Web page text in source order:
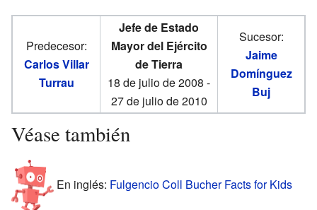
Predecesor:
Carlos Villar
Turrau
Jefe de Estado
Mayor del Ejército
de Tierra
18 de julio de 2008 -
27 de julio de 2010
Sucesor:
Jaime
Domínguez
Buj
Véase también
En inglés: Fulgencio Coll Bucher Facts for Kids